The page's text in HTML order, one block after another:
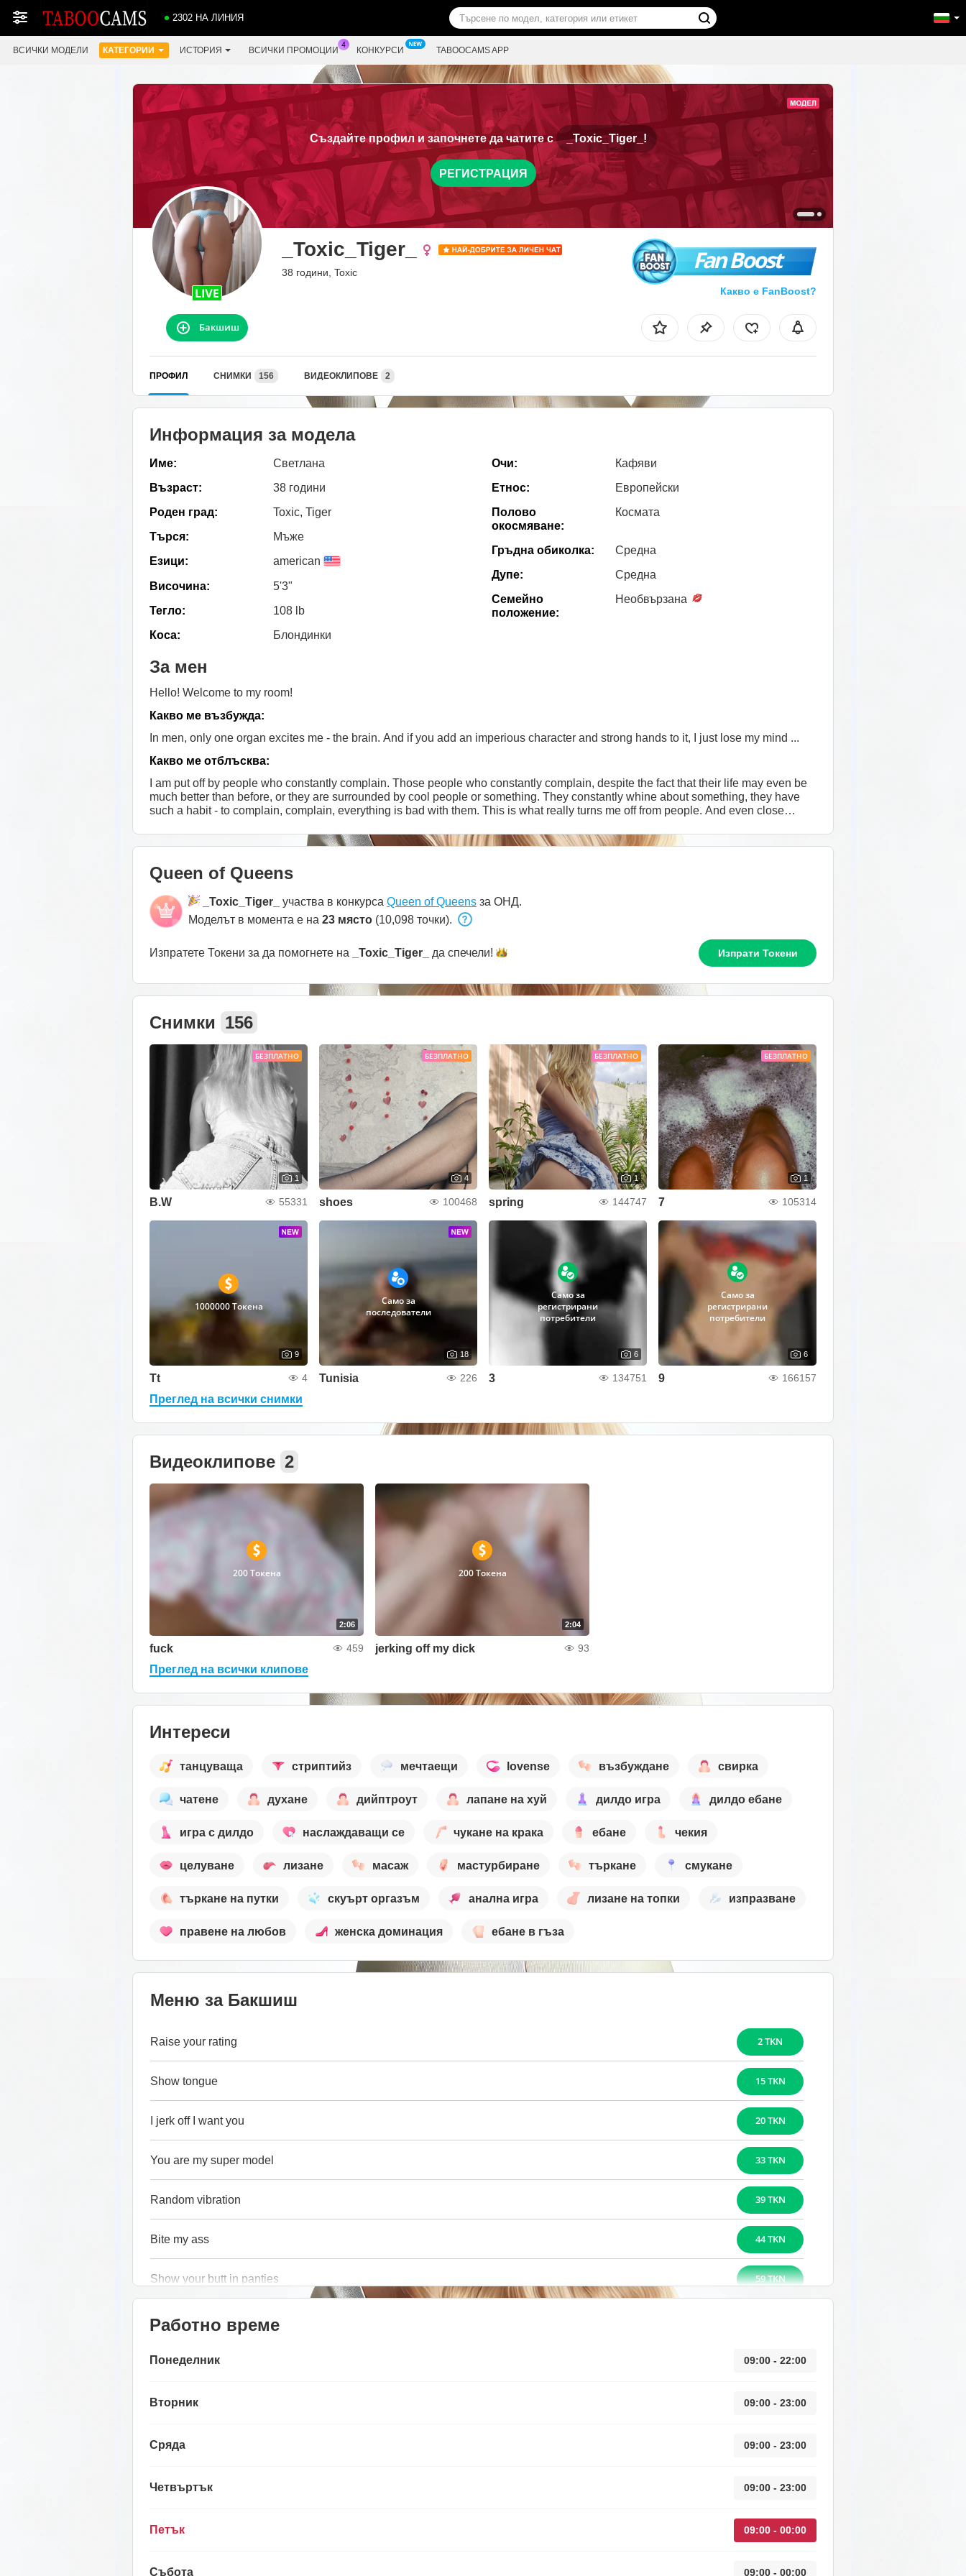
2302 НА ЛИНИЯ
ВСИЧКИ МОДЕЛИ КАТЕГОРИИ ИСТОРИЯ ВСИЧКИ ПРОМОЦИИ КОНКУРСИ TABOOCAMS APP
Създайте профил и започнете да чатите с _Toxic_Tiger_!
РЕГИСТРАЦИЯ
_Toxic_Tiger_
38 години, Toxic Fan Boost
Какво е FanBoost?
Бакшиш
ПРОФИЛ СНИМКИ 156 ВИДЕОКЛИПОВЕ 2
Информация за модела
Име:
Светлана
Възраст:
38 години
Роден град:
Toxic, Tiger
Търся:
Мъже
Езици:
american
Височина:
5'3"
Тегло:
108 lb
Коса:
Блондинки
Очи:
Кафяви
Етнос:
Европейски
Полово
окосмяване:
Космата
Гръдна обиколка:
Среднa
Дупе:
Среднa
Семейно
положение:
Необвързана
За мен
Hello! Welcome to my room!
Какво ме възбужда:
In men, only one organ excites me - the brain. And if you add an imperious character and strong hands to it, I just lose my mind ...
Какво ме отблъсква:
I am put off by people who constantly complain. Those people who constantly complain, despite the fact that their life may even be
much better than before, or they are surrounded by cool people or something. They constantly whine about something, they have
such a habit - to complain, complain, everything is bad with them. This is what really turns me off from people. And even close
Queen of Queens
_Toxic_Tiger_ участва в конкурса Queen of Queens за ОНД.
Моделът в момента е на 23 място (10,098 точки).
Изпратете Токени за да помогнете на _Toxic_Tiger_ да спечели! Изпрати Токени
Снимки 156
БЕЗПЛАТНО
1
B.W 55331
БЕЗПЛАТНО
4
shoes 100468
БЕЗПЛАТНО
1
spring 144747
БЕЗПЛАТНО
1
7 105314
1000000 Токена
9
Tt 4
Само за
последователи
18
Tunisia 226
Само за
регистрирани
потребители
6
3 134751
Само за
регистрирани
потребители
6
9 166157
Преглед на всички снимки
Видеоклипове 2
2:06
200 Токена
fuck 459
2:04
200 Токена
jerking off my dick 93
Преглед на всички клипове
Интереси
танцуваща стриптийз мечтаещи lovense възбуждане свирка
чатене духане дийптроут лапане на хуй дилдо игра дилдо ебане
игра с дилдо наслаждаващи се чукане на крака ебане чекия
целуване лизане масаж мастурбиране търкане смукане
търкане на путки скуърт оргазъм анална игра лизане на топки изпразване
правене на любов женска доминация ебане в гъза
Меню за Бакшиш
Raise your rating 2 TKN
Show tongue 15 TKN
I jerk off I want you 20 TKN
You are my super model 33 TKN
Random vibration 39 TKN
Bite my ass 44 TKN
Show your butt in panties 59 TKN
Работно време
Понеделник 09:00 - 22:00
Вторник 09:00 - 23:00
Сряда 09:00 - 23:00
Четвъртък 09:00 - 23:00
Петък 09:00 - 00:00
Събота 09:00 - 00:00